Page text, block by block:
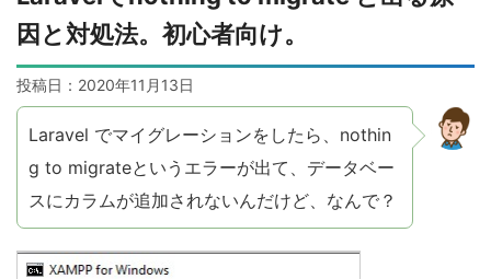
因と対処法。初心者向け。
投稿日： 2020年11月13日
Laravel でマイグレーションをしたら、nothin
g to migrateというエラーが出て、データベー
スにカラムが追加されないんだけど、なんで？